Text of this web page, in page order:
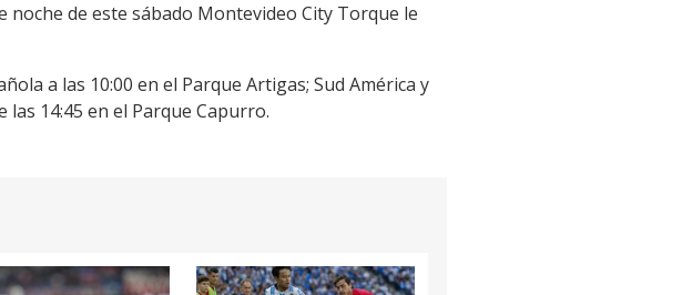
de este sábado Montevideo City Torque le
a las 10:00 en el Parque Artigas; Sud América y
las 14:45 en el Parque Capurro.